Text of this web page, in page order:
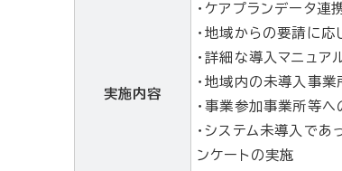
実施内容
・ケアプランデータ
・地域からの要請に
・詳細な導入マニュ
・地域内の未導入事
・事業参加事業所等
・システム未導入であ
ンケートの実施